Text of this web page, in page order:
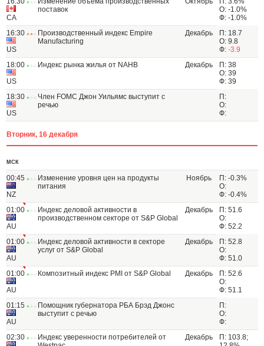
CA
поставок
О: -1.0%
Ф: -1.0%
16:30
US
Производственный индекс Empire
Manufacturing
Декабрь
П: 18.7
О: 9.8
Ф: -3.9
18:00
US
Индекс рынка жилья от NAHB Декабрь
П: 38
О: 39
Ф: 39
18:30
US
Член FOMC Джон Уильямс выступит с
речью
П:
О:
Ф:
Вторник, 16 декабря
МСК
00:45
NZ
Изменение уровня цен на продукты
питания
Ноябрь
П: -0.3%
О:
Ф: -0.4%
01:00
AU
Индекс деловой активности в
производственном секторе от S&P Global
Декабрь
П: 51.6
О:
Ф: 52.2
01:00
AU
Индекс деловой активности в секторе
услуг от S&P Global
Декабрь
П: 52.8
О:
Ф: 51.0
01:00
AU
Композитный индекс PMI от S&P Global Декабрь
П: 52.6
О:
Ф: 51.1
01:15
AU
Помощник губернатора РБА Брэд Джонс
выступит с речью
П:
О:
Ф:
02:30
Индекс уверенности потребителей от
Декабрь
П: 103.8;